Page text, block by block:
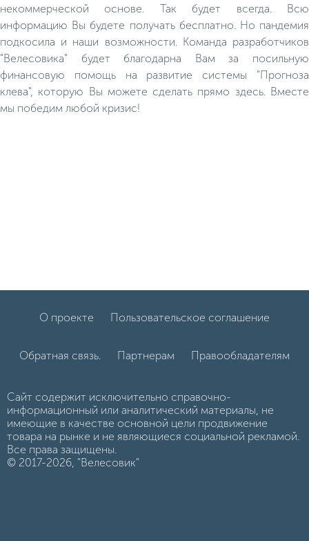
некоммерческой основе. Так будет всегда. Всю
информацию Вы будете получать бесплатно. Но пандемия
подкосила и наши возможности. Команда разработчиков
"Велесовика" будет благодарна Вам за посильную
финансовую помощь на развитие системы "Прогноза
клева", которую Вы можете сделать прямо здесь. Вместе
мы победим любой кризис!
О проекте Пользовательское соглашение
Обратная связь. Партнерам Правообладателям
Сайт содержит исключительно справочно-
информационный или аналитический материалы, не
имеющие в качестве основной цели продвижение
товара на рынке и не являющиеся социальной рекламой.
Все права защищены.
© 2017-2026, "Велесовик"